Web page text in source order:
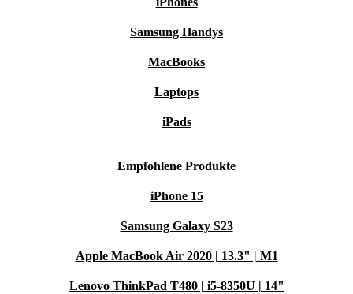
Samsung Handys
MacBooks
Laptops
iPads
Empfohlene Produkte
iPhone 15
Samsung Galaxy S23
Apple MacBook Air 2020 | 13.3" | M1
Lenovo ThinkPad T480 | i5-8350U | 14"